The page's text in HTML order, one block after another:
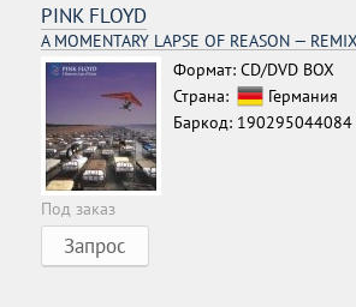
PINK FLOYD
A MOMENTARY LAPSE OF REASON —
Формат: CD/DVD BOX
Страна:
Германия
Баркод: 190295044084
Под заказ
Запрос